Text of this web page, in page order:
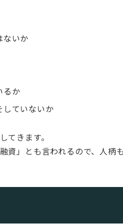
ないか
るか
していないか
てきます。
資」とも言われるので、人柄